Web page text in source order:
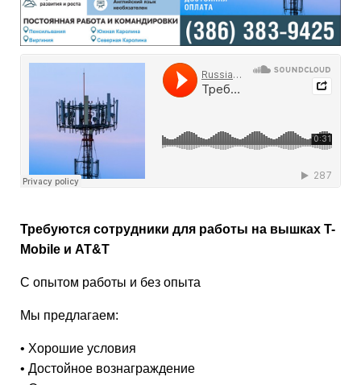
Требуются сотрудники для работы на вышках T-
Mobile и AT&T
С опытом работы и без опыта
Мы предлагаем:
• Хорошие условия
• Достойное вознаграждение